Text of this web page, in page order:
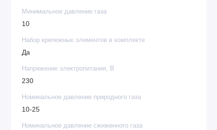
Минимальное давление газа
10
Набор крепежных элементов в комплекте
Да
Напряжение электропитания, В
230
Номинальное давление природного газа
10-25
Номинальное давление сжиженного газа